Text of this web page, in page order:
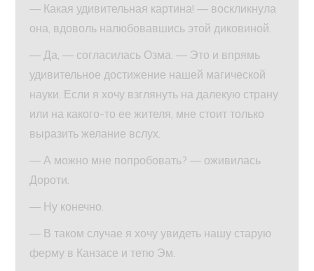
— Какая удивительная картина! — воскликнула
она, вдоволь налюбовавшись этой диковиной.
— Да, — согласилась Озма. — Это и впрямь
удивительное достижение нашей магической
науки. Если я хочу взглянуть на далекую страну
или на какого-то ее жителя, мне стоит только
выразить желание вслух.
— А можно мне попробовать? — оживилась
Дороти.
— Ну конечно.
— В таком случае я хочу увидеть нашу старую
ферму в Канзасе и тетю Эм.